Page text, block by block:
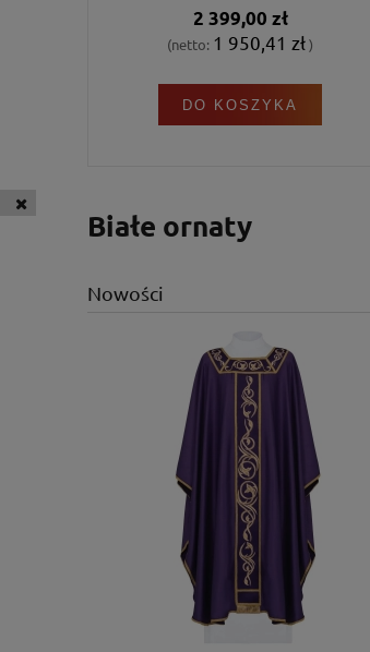
oraz motyw Baranka Paschalnego. Długość
ornatu wynosi 135 cm.
2 399,00 zł
(netto: 1 950,41 zł)
DO KOSZYKA
Białe ornaty
Nowości